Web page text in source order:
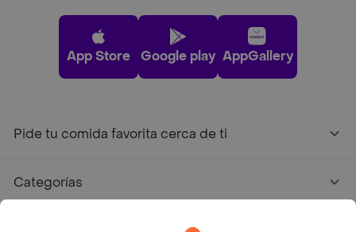
App Store Google play AppGallery
Pide tu comida favorita cerca de ti
Categorías